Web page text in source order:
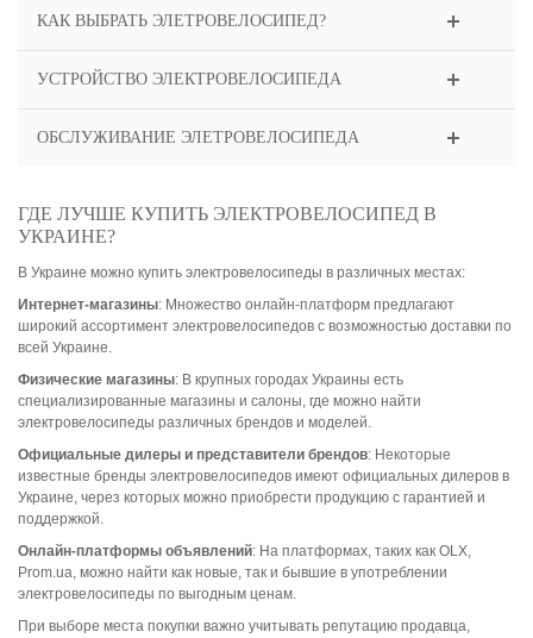
КАК ВЫБРАТЬ ЭЛЕТРОВЕЛОСИПЕД?
УСТРОЙСТВО ЭЛЕКТРОВЕЛОСИПЕДА
ОБСЛУЖИВАНИЕ ЭЛЕТРОВЕЛОСИПЕДА
ГДЕ ЛУЧШЕ КУПИТЬ ЭЛЕКТРОВЕЛОСИПЕД В
УКРАИНЕ?
В Украине можно купить электровелосипеды в различных местах:
Интернет-магазины: Множество онлайн-платформ предлагают
широкий ассортимент электровелосипедов с возможностью доставки по
всей Украине.
Физические магазины: В крупных городах Украины есть
специализированные магазины и салоны, где можно найти
электровелосипеды различных брендов и моделей.
Официальные дилеры и представители брендов: Некоторые
известные бренды электровелосипедов имеют официальных дилеров в
Украине, через которых можно приобрести продукцию с гарантией и
поддержкой.
Онлайн-платформы объявлений: На платформах, таких как OLX,
Prom.ua, можно найти как новые, так и бывшие в употреблении
электровелосипеды по выгодным ценам.
При выборе места покупки важно учитывать репутацию продавца,